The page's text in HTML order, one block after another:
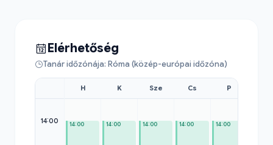
Elérhetőség
Tanár időzónája: Róma (közép-európai időzóna)
14:00
H
14:00
K
14:00
Sze
14:00
Cs
14:00
P
14:00